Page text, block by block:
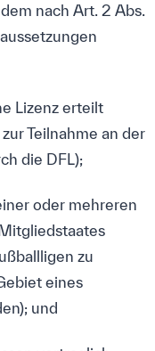
nach Art. 2 Abs.
Lizenz erteilt
Teilnahme an der
die DFL);
oder mehreren
zu
eines
und